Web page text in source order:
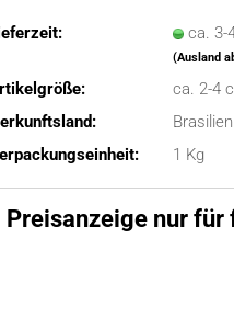
ca. 3-
(Ausland
ca. 2-4
Brasilien
1 Kg
Preisanzeige nur